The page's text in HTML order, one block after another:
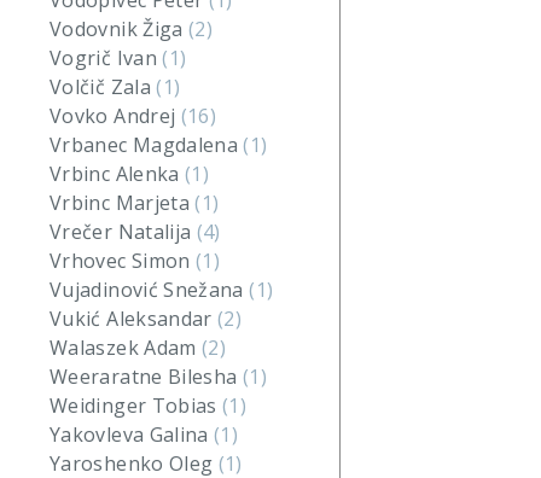
Vodovnik Žiga(2)
Vogrič Ivan(1)
Volčič Zala(1)
Vovko Andrej (16)
Vrbanec Magdalena(1)
Vrbinc Alenka(1)
Vrbinc Marjeta(1)
Vrečer Natalija (4)
Vrhovec Simon(1)
Vujadinović Snežana(1)
Vukić Aleksandar(2)
Walaszek Adam(2)
Weeraratne Bilesha (1)
Weidinger Tobias(1)
Yakovleva Galina(1)
Yaroshenko Oleg (1)